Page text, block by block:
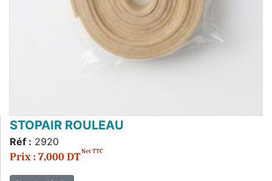
STOPAIR ROULEAU
Réf : 2920
Prix : 7,000 DTNet TTC